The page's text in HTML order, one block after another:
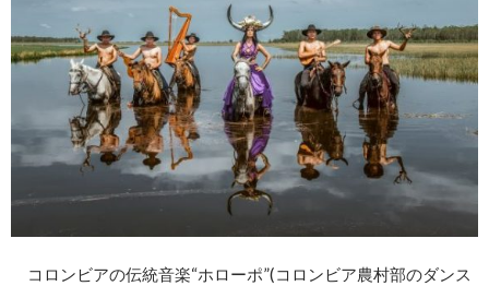
コロンビアの伝統音楽“ホローポ”(コロンビア農村部のダンス